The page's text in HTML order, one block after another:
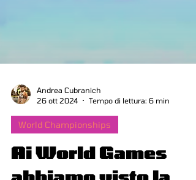
26 ott 2024
Tempo di lettura: 6 min
World Championships